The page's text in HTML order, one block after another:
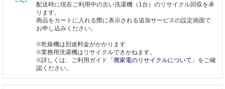
配送時に現在ご利用中の古い洗濯機（1台）のリサイクル回収を承
ります。
商品をカートに入れる際に表示される追加サービスの設定画面で
お申し込みください。
※乾燥機は別途料金がかかります
※業務用洗濯機はリサイクルできかねます。
※詳しくは、ご利用ガイド「廃家電のリサイクルについて 」をご確
認ください。